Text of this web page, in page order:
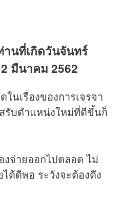
นที่เกิดวันจันทร์
มีนาคม 2562
เรื่องของการเจรจา
รับตำแหน่งใหม่ที่ดีขึ้นก็
ายออกไปตลอด ไม่
ด้ดีพอ ระวังจะต้องดึง